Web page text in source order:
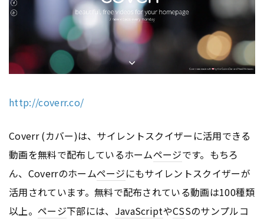
http://coverr.co/
Coverr (カバー)は、サイレントスクイザーに活用できる
動画を無料で配布しているホームページです。もちろ
ん、Coverrのホームページにもサイレントスクイザーが
活用されています。無料で配布されている動画は100種類
以上。 ページ下部には、 JavaScriptやCSSのサンプルコ